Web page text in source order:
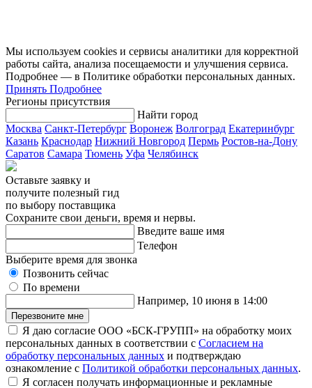
Мы используем cookies и сервисы аналитики для корректной
работы сайта, анализа посещаемости и улучшения сервиса.
Подробнее — в Политике обработки персональных данных.
Принять Подробнее
Регионы присутствия
Найти город
Москва Санкт-Петербург Воронеж Волгоград Екатеринбург
Казань Краснодар Нижний Новгород Пермь Ростов-на-Дону
Саратов Самара Тюмень Уфа Челябинск
Оставьте заявку и
получите полезный гид
по выбору поставщика
Сохраните свои деньги, время и нервы.
Введите ваше имя
Телефон
Выберите время для звонка
Позвонить сейчас
По времени
Например, 10 июня в 14:00
Перезвоните мне
Я даю согласие ООО «БСК-ГРУПП» на обработку моих
персональных данных в соответствии с Согласием на
обработку персональных данных и подтверждаю
ознакомление с Политикой обработки персональных данных.
Я согласен получать информационные и рекламные